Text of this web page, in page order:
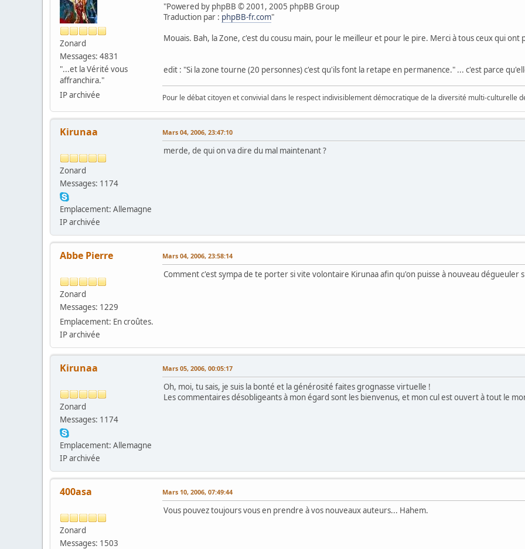
Zonard
Messages: 4831
"...et la Vérité vous
affranchira."
IP archivée
"Powered by phpBB © 2001, 2005 phpBB Group
Traduction par : phpBB-fr.com"
Mouais. Bah, la Zone, c'est du cousu main, pour le meilleur et pour le pire. Merci à tous ceux qui ont
edit : "Si la zone tourne (20 personnes) c'est qu'ils font la retape en permanence." ... c'est parce
Pour le débat citoyen et convivial dans le respect indivisiblement démocratique de la diversité multi-culturelle
Kirunaa
Zonard
Messages: 1174
Emplacement: Allemagne
IP archivée
Mars 04, 2006, 23:47:10
merde, de qui on va dire du mal maintenant ?
Abbe Pierre
Zonard
Messages: 1229
Emplacement: En croûtes.
IP archivée
Mars 04, 2006, 23:58:14
Comment c'est sympa de te porter si vite volontaire Kirunaa afin qu'on puisse à nouveau
Kirunaa
Zonard
Messages: 1174
Emplacement: Allemagne
IP archivée
Mars 05, 2006, 00:05:17
Oh, moi, tu sais, je suis la bonté et la générosité faites grognasse virtuelle !
Les commentaires désobligeants à mon égard sont les bienvenus, et mon cul est ouvert à tout le
400asa
Zonard
Messages: 1503
Mars 10, 2006, 07:49:44
Vous pouvez toujours vous en prendre à vos nouveaux auteurs... Hahem.